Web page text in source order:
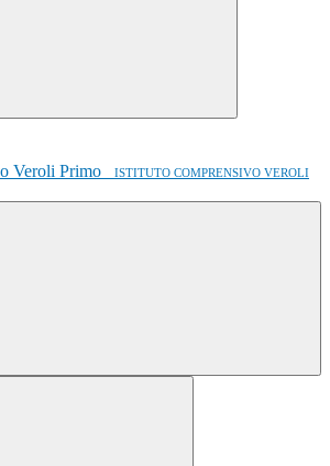
ISTITUTO COMPRENSIVO VEROLI